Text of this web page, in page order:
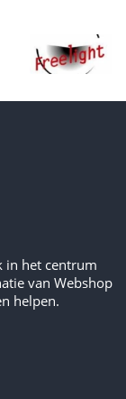
in het centrum
van Webshop
helpen.